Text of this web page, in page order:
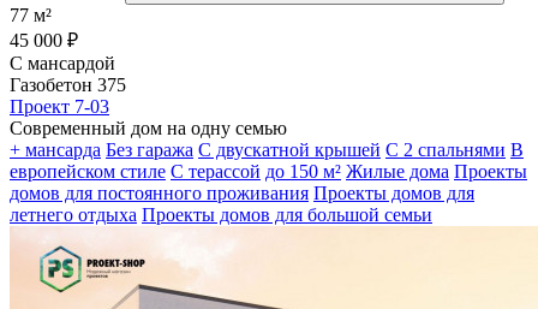
77 м²
45 000 ₽
С мансардой
Газобетон 375
Проект 7-03
Современный дом на одну семью
+ мансарда Без гаража С двускатной крышей С 2 спальнями В
европейском стиле С терассой до 150 м² Жилые дома Проекты
домов для постоянного проживания Проекты домов для
летнего отдыха Проекты домов для большой семьи